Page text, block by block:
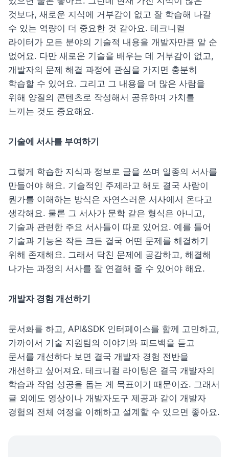
것보다, 새로운 지식에 거부감이 없고 잘 학습해 나갈
수 있는 역량이 더 중요한 것 같아요. 테크니컬
라이터가 모든 분야의 기술적 내용을 개발자만큼 알 순
없어요. 다만 새로운 기술을 배우는 데 거부감이 없고,
개발자의 문제 해결 과정에 관심을 가지면 충분히
학습할 수 있어요. 그리고 그 내용을 더 많은 사람을
위해 양질의 콘텐츠로 작성해서 공유하며 가치를
느끼는 것도 중요해요.
기술에 서사를 부여하기
그렇게 학습한 지식과 정보로 글을 쓰며 일종의 서사를
만들어야 해요. 기술적인 주제라고 해도 결국 사람이
뭔가를 이해하는 방식은 자연스러운 서사에서 온다고
생각해요. 물론 그 서사가 문학 같은 형식은 아니고,
기술과 관련한 주요 서사들이 따로 있어요. 예를 들어
기술과 기능은 작든 크든 결국 어떤 문제를 해결하기
위해 존재해요. 그래서 닥친 문제에 공감하고, 해결해
나가는 과정의 서사를 잘 연결해 줄 수 있어야 해요.
개발자 경험 개선하기
문서화를 하고, API&SDK 인터페이스를 함께 고민하고,
가까이서 기술 지원팀의 이야기와 피드백을 듣고
문서를 개선하다 보면 결국 개발자 경험 전반을
개선하고 싶어져요. 테크니컬 라이팅은 결국 개발자의
학습과 작업 성공을 돕는 게 목표이기 때문이죠. 그래서
글 외에도 영상이나 개발자도구 제공과 같이 개발자
경험의 전체 여정을 이해하고 설계할 수 있으면 좋아요.